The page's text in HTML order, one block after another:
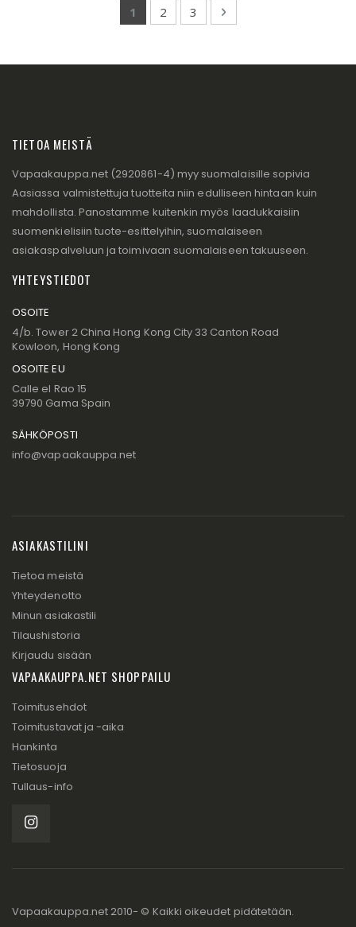
You're currently reading page
1 Page
2 Page
3 Page
Seuraava
TIETOA MEISTÄ
Vapaakauppa.net (2920861-4) myy suomalaisille sopivia
Aasiassa valmistettuja tuotteita niin edulliseen hintaan kuin
mahdollista. Panostamme kuitenkin myös laadukkaisiin
suomenkielisiin tuote-esittelyihin, suomalaiseen
asiakaspalveluun ja toimivaan suomalaiseen takuuseen.
YHTEYSTIEDOT
OSOITE
4/b. Tower 2 China Hong Kong City 33 Canton Road
Kowloon, Hong Kong
OSOITE EU
Calle el Rao 15
39790 Gama Spain
SÄHKÖPOSTI
info@vapaakauppa.net
ASIAKASTILINI
Tietoa meistä
Yhteydenotto
Minun asiakastili
Tilaushistoria
Kirjaudu sisään
VAPAAKAUPPA.NET SHOPPAILU
Toimitusehdot
Toimitustavat ja -aika
Hankinta
Tietosuoja
Tullaus-info
Vapaakauppa.net 2010- © Kaikki oikeudet pidätetään.